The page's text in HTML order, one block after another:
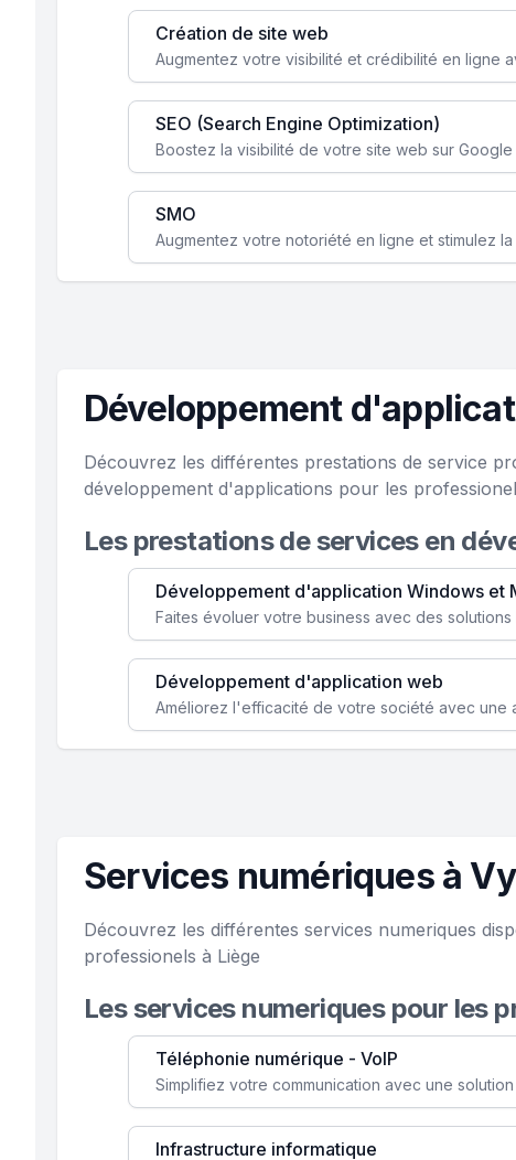
Création de site web
SEO (Search Engine Optimization)
SMO
Développement
Découvrez les différentes prestations de service
développement d'applications pour les
Les prestations de services en
Développement d'application Windows et
Développement d'application web
Services numériques à
Découvrez les différentes services numeriques
professionels à Liège
Les services numeriques pour les
Téléphonie numérique - VoIP
Infrastructure informatique